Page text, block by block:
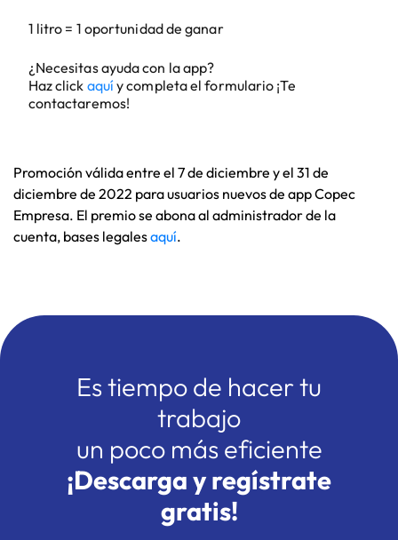
1 litro = 1 oportunidad de ganar
¿Necesitas ayuda con la app?
Haz click aquíy completa el formulario ¡Te
contactaremos!
Promoción válida entre el 7 de diciembre y el 31 de
diciembre de 2022 para usuarios nuevos de app Copec
Empresa. El premio se abona al administrador de la
cuenta, bases legalesaquí.
Es tiempo de hacer tu
trabajo
un poco más eficiente
¡Descarga y regístrate
gratis!